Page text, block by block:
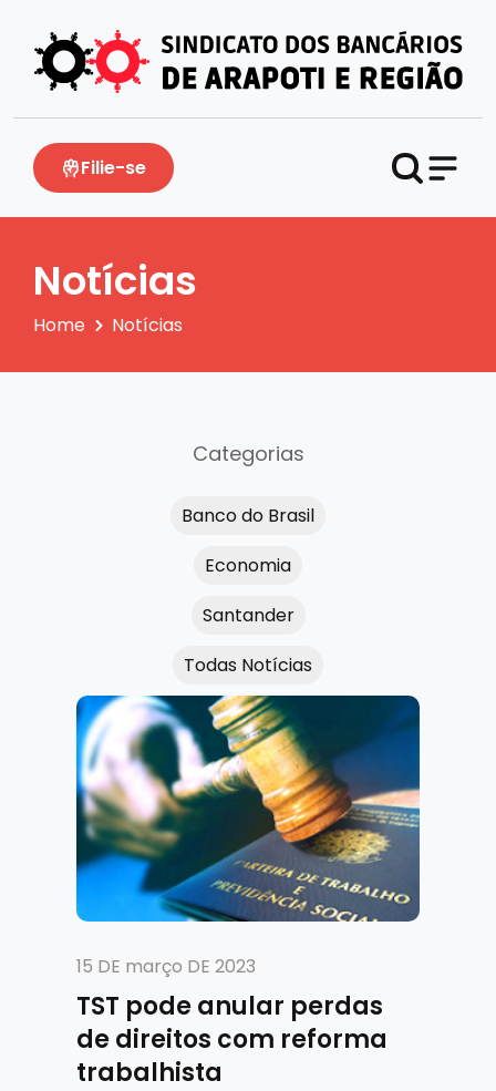
Filie-se
Notícias
Home Notícias
Categorias
Banco do Brasil
Economia
Santander
Todas Notícias
15 DE março DE 2023
TST pode anular perdas
de direitos com reforma
trabalhista